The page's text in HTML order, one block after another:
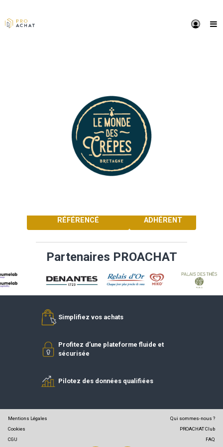
PRÉSENTATION
Depuis 1982, nous élaborons les meilleures recettes
crêpes et galettes au sein de la Crêperie Jarnoux. En
nous lançons notre gamme surgelée issue de notre
faire. C’est en 2008 que le nouveau site dédié
au surgelé voit le jour, sous l’entité Le Monde Des
DEVENIR FOURNISSEUR
RÉFÉRENCÉ
Partenaires PROACHAT
Profitez d’une plateforme fluide et